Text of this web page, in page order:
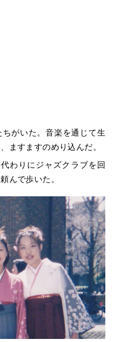
がいた。音楽を通じて生
ますますのめり込んだ。
わりにジャズクラブを回
んで歩いた。